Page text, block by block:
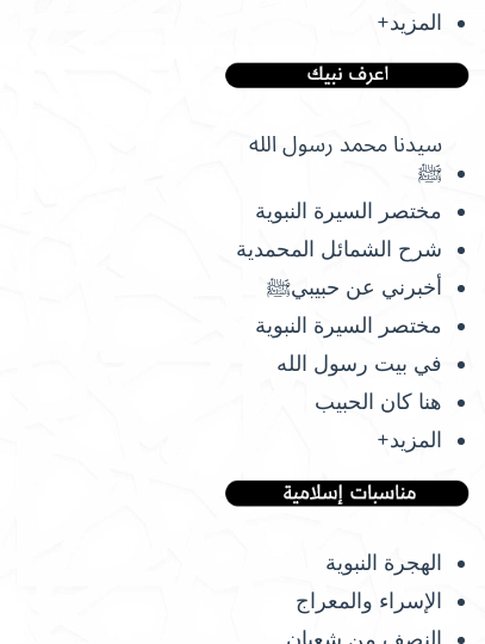
المزيد+
سيدنا محمد رسول الله
ﷺ
مختصر السيرة النبوية
شرح الشمائل المحمدية
أخبرني عن حبيبيﷺ
مختصر السيرة النبوية
في بيت رسول الله
هنا كان الحبيب
المزيد+
الهجرة النبوية
الإسراء والمعراج